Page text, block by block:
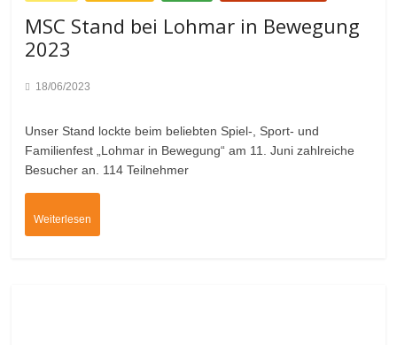
MSC Stand bei Lohmar in Bewegung
2023
18/06/2023
Unser Stand lockte beim beliebten Spiel-, Sport- und
Familienfest „Lohmar in Bewegung“ am 11. Juni zahlreiche
Besucher an. 114 Teilnehmer
Weiterlesen